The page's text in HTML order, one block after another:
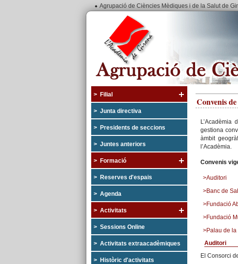
Agrupació de Ciències Mèdiques i de la Salut de
> Filial
> Junta directiva
> Presidents de seccions
> Juntes anteriors
> Formació
> Reserves d'espais
> Agenda
> Activitats
> Sessions Online
> Activitats extraacadèmiques
> Històric d'activitats
Convenis
gestiona
àmbit
l’Acadèmia.
Convenis
>Auditori
>Banc de
>Fundació
>Fundació
>Palau de
Auditori
El Consorci